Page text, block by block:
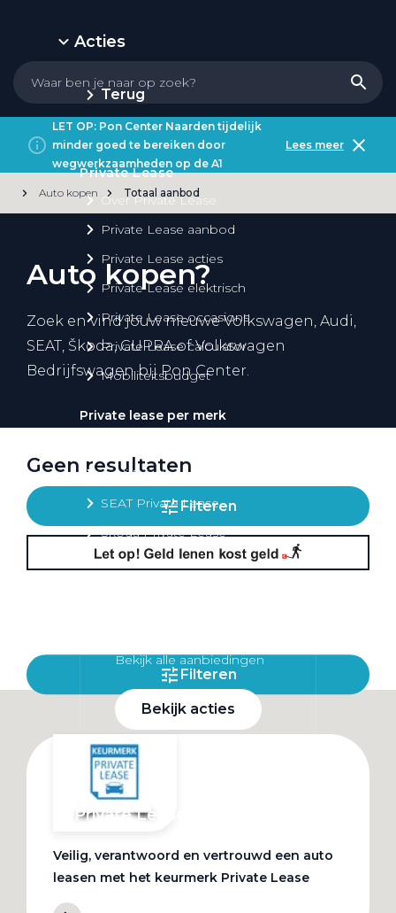
Acties
Terug
Private Lease
Over Private Lease
Private Lease aanbod
Private Lease acties
Private Lease elektrisch
Private Lease occasions
Private Lease calculator
Mobiliteitsbudget
Private lease per merk
Audi Private Lease
SEAT Private Lease
Škoda Private Lease
Bekijk alle aanbiedingen
Bekijk acties
Private Lease
LET OP: Pon Center Naarden tijdelijk
minder goed te bereiken door
wegwerkzaamheden op de A1
Lees meer
Auto kopen Totaal aanbod
Auto kopen?
Zoek en vind jouw nieuwe Volkswagen, Audi,
SEAT, Škoda, CUPRA of Volkswagen
Bedrijfswagen bij Pon Center.
Geen resultaten
Filteren
Filteren
Veilig, verantwoord en vertrouwd een auto
leasen met het keurmerk Private Lease